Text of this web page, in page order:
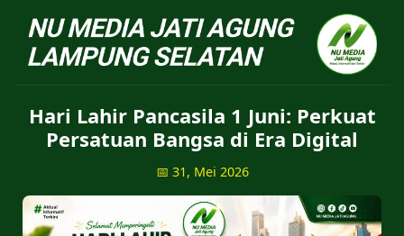
NU Jatiagung - Situs
Hari Lahir Pancasila 1 Juni: Perkuat
Persatuan Bangsa di Era Digital
📅 31, Mei 2026